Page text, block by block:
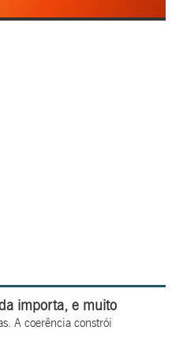
importa, e muito
A coerência constrói